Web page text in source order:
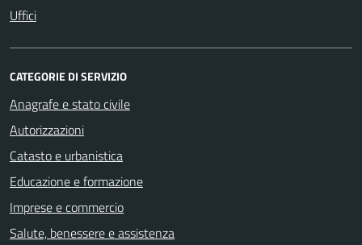
Uffici
CATEGORIE DI SERVIZIO
Anagrafe e stato civile
Autorizzazioni
Catasto e urbanistica
Educazione e formazione
Imprese e commercio
Salute, benessere e assistenza